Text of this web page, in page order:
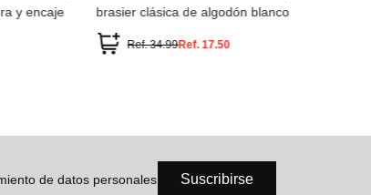
y encaje
brasier clásica de algodón blanco
Ref.34.99Ref. 17.50
de datos personales Suscribirse